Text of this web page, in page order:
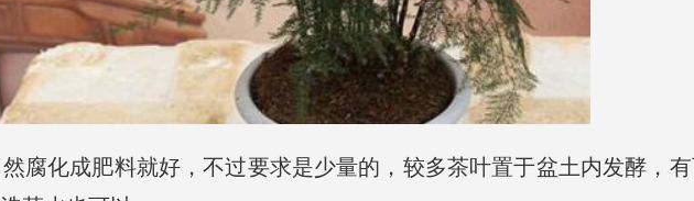
腐化成肥料就好，不过要求是少量的，较多茶叶置于盆土内发酵，